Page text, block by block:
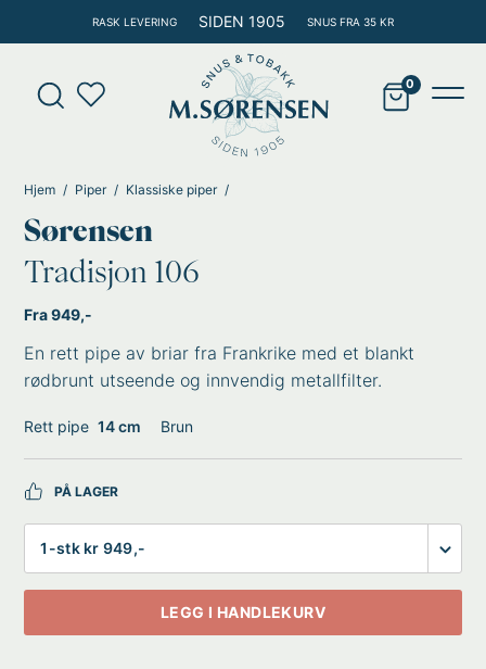
rett
innholdet
RASK LEVERING SIDEN 1905 SNUS FRA 35 KR
Products
search
Hjem Piper Klassiske piper
Sørensen
Tradisjon 106
Fra 949,-
En rett pipe av briar fra Frankrike med et blankt
rødbrunt utseende og innvendig metallfilter.
Rett pipe 14 cm Brun
PÅ LAGER
LEGG I HANDLEKURV